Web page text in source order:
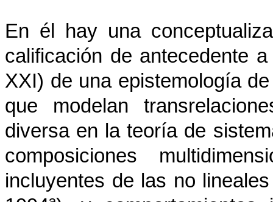
En él hay una
calificación de antecedente
XXI) de una epistemología
que modelan
diversa en la teoría de
composiciones
incluyentes de las no